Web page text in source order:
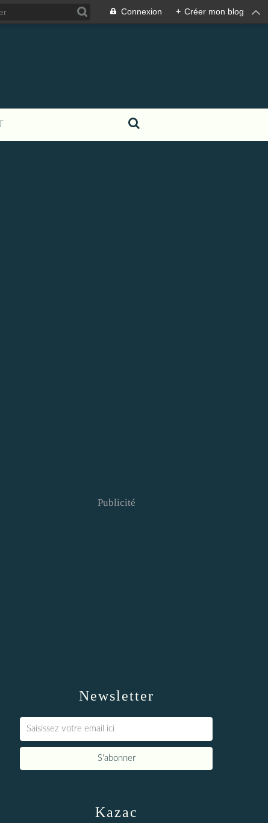
Connexion + Créer mon blog
Newsletter
Publicité
Kazac